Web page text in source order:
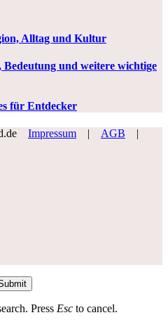
Alltag und Kultur
Bedeutung und weitere wichtige
für Entdecker
Impressum | AGB
|
Press Esc to cancel.